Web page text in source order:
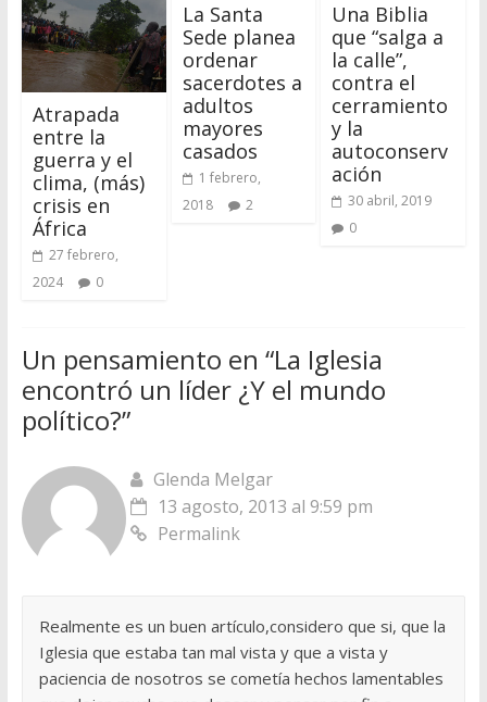
Atrapada
entre la
guerra y el
clima, (más)
crisis en
África
27 febrero,
2024
0
La Santa
Sede planea
ordenar
sacerdotes a
adultos
mayores
casados
1 febrero,
2018
2
Una Biblia
que “salga a
la calle”,
contra el
cerramiento
y la
autoconserv
ación
30 abril, 2019
0
Un pensamiento en “La Iglesia
encontró un líder ¿Y el mundo
político?”
Glenda Melgar
13 agosto, 2013 al 9:59 pm
Permalink
Realmente es un buen artículo,considero que si, que la
Iglesia que estaba tan mal vista y que a vista y
paciencia de nosotros se cometía hechos lamentables